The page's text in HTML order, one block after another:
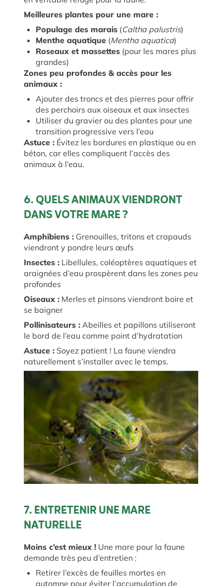
Meilleures plantes pour une mare :
Populage des marais (Caltha palustris)
Menthe aquatique (Mentha aquatica)
Roseaux et massettes (pour les mares plus
grandes)
Zones peu profondes & accès pour les
animaux :
Ajouter des troncs et des pierres pour offrir
des perchoirs aux oiseaux et aux insectes
Utiliser du gravier ou des plantes pour une
transition progressive vers l’eau
Astuce : Évitez les bordures en plastique ou en
béton, car elles compliquent l’accès des
animaux à l’eau.
6. QUELS ANIMAUX VIENDRONT
DANS VOTRE MARE ?
Amphibiens : Grenouilles, tritons et crapauds
viendront y pondre leurs œufs
Insectes : Libellules, coléoptères aquatiques et
araignées d’eau prospèrent dans les zones peu
profondes
Oiseaux : Merles et pinsons viendront boire et
se baigner
Pollinisateurs : Abeilles et papillons utiliseront
le bord de l’eau comme point d’hydratation
Astuce : Soyez patient ! La faune viendra
naturellement s’installer avec le temps.
7. ENTRETENIR UNE MARE
NATURELLE
Moins c’est mieux ! Une mare pour la faune
demande très peu d’entretien :
Retirer l’excès de feuilles mortes en
automne pour éviter l’accumulation de